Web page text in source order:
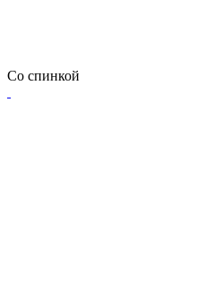
Со спинкой